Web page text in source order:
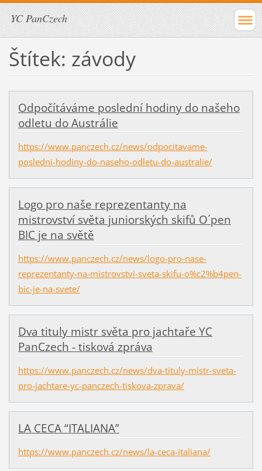
YC PanCzech
Štítek: závody
Odpočítáváme poslední hodiny do našeho
odletu do Austrálie
https://www.panczech.cz/news/odpocitavame-
posledni-hodiny-do-naseho-odletu-do-australie/
Logo pro naše reprezentanty na
mistrovství světa juniorských skifů O´pen
BIC je na světě
https://www.panczech.cz/news/logo-pro-nase-
reprezentanty-na-mistrovstvi-sveta-skifu-o%c2%b4pen-
bic-je-na-svete/
Dva tituly mistr světa pro jachtaře YC
PanCzech - tisková zpráva
https://www.panczech.cz/news/dva-tituly-mistr-sveta-
pro-jachtare-yc-panczech-tiskova-zprava/
LA CECA “ITALIANA”
https://www.panczech.cz/news/la-ceca-italiana/